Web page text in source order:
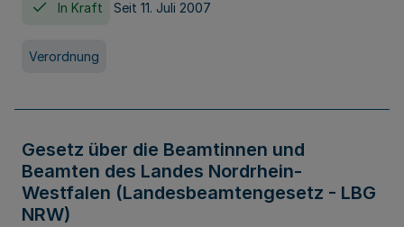
In Kraft Seit 11. Juli 2007
Verordnung
Gesetz über die Beamtinnen und
Beamten des Landes Nordrhein-
Westfalen (Landesbeamtengesetz - LBG
NRW)